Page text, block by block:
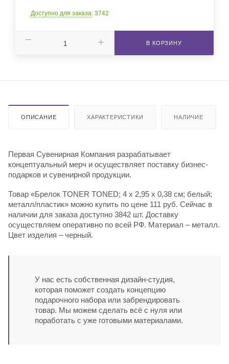
Доступно для заказа: 3742
В КОРЗИНУ
ОПИСАНИЕ ХАРАКТЕРИСТИКИ НАЛИЧИЕ
Первая Сувенирная Компания разрабатывает
концептуальный мерч и осуществляет поставку бизнес-
подарков и сувенирной продукции.
Товар «Брелок TONER TONED; 4 x 2,95 x 0,38 см; белый;
металл/пластик» можно купить по цене 111 руб. Сейчас в
наличии для заказа доступно 3842 шт. Доставку
осуществляем оперативно по всей РФ. Материал – металл.
Цвет изделия – черный.
У нас есть собственная дизайн-студия,
которая поможет создать концепцию
подарочного набора или забрендировать
товар. Мы можем сделать всё с нуля или
поработать с уже готовыми материалами.